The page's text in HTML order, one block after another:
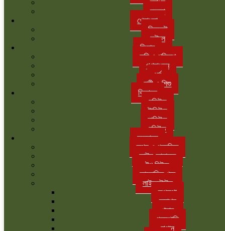
ব্যাংক
ব্যবসা
খেলাধুলা
ক্রিকেট
ফুটবল
ফিচার
কৃষি ও পরিবেশ
গণমাধ্যম
ধর্ম
নারী ও শিশু
বিনোদন
হলিউড
টালিউড
ঢালিউড
বলিউড
অন্যান্য
তথ্য ও প্রযুক্তি
আইন-আদালত
টপ নিউজ
আলোচিত খবর
লাইফস্টাইল
রূপকথা
ফ্যাশন
খাবার
গৃহস্থালি
বাগান